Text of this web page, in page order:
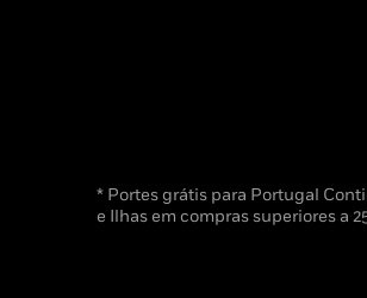
* Portes grátis para Portugal
e Ilhas em compras superiores a